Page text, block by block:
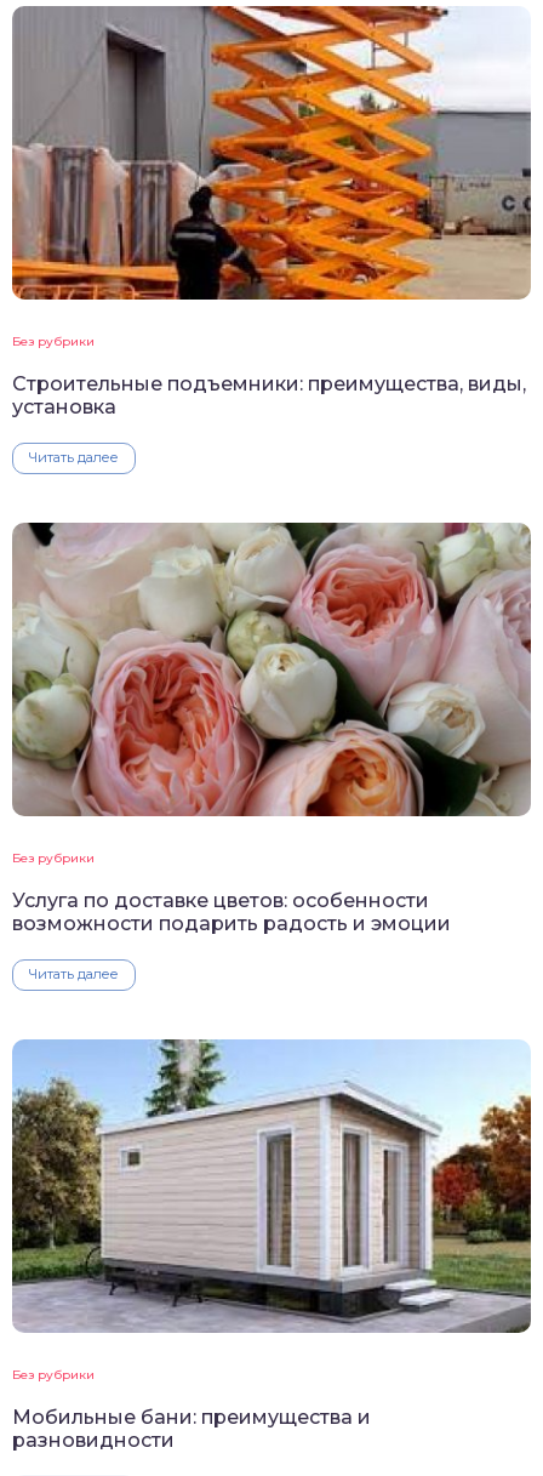
Без рубрики
Строительные подъемники: преимущества, виды,
установка
Читать далее
Без рубрики
Услуга по доставке цветов: особенности
возможности подарить радость и эмоции
Читать далее
Без рубрики
Мобильные бани: преимущества и
разновидности